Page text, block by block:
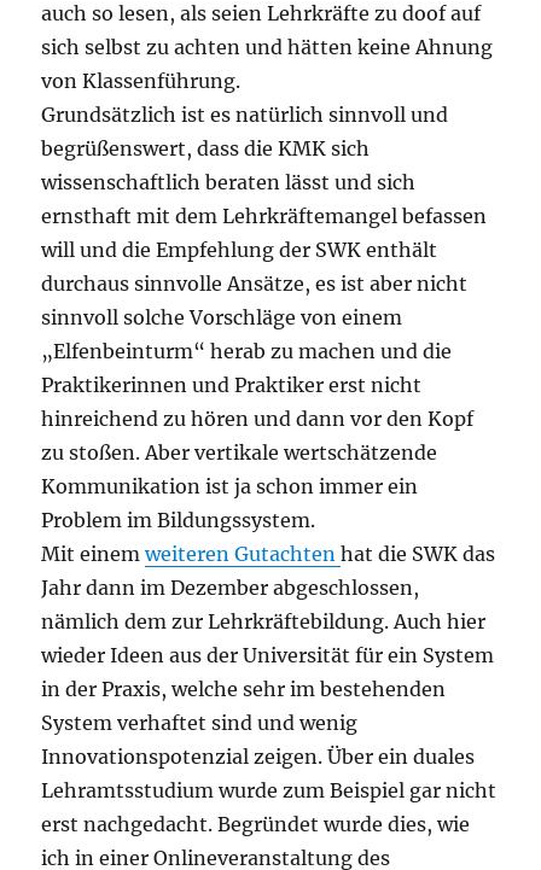
auch so lesen, als seien Lehrkräfte zu doof auf
sich selbst zu achten und hätten keine Ahnung
von Klassenführung.
Grundsätzlich ist es natürlich sinnvoll und
begrüßenswert, dass die KMK sich
wissenschaftlich beraten lässt und sich
ernsthaft mit dem Lehrkräftemangel befassen
will und die Empfehlung der SWK enthält
durchaus sinnvolle Ansätze, es ist aber nicht
sinnvoll solche Vorschläge von einem
„Elfenbeinturm“ herab zu machen und die
Praktikerinnen und Praktiker erst nicht
hinreichend zu hören und dann vor den Kopf
zu stoßen. Aber vertikale wertschätzende
Kommunikation ist ja schon immer ein
Problem im Bildungssystem.
Mit einemweiteren Gutachtenhat die SWK das
Jahr dann im Dezember abgeschlossen,
nämlich dem zur Lehrkräftebildung. Auch hier
wieder Ideen aus der Universität für ein System
in der Praxis, welche sehr im bestehenden
System verhaftet sind und wenig
Innovationspotenzial zeigen. Über ein duales
Lehramtsstudium wurde zum Beispiel gar nicht
erst nachgedacht. Begründet wurde dies, wie
ich in einer Onlineveranstaltung des